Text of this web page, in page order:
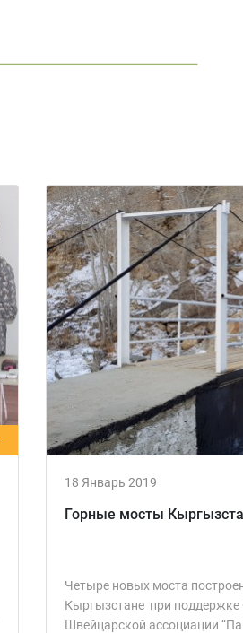
18 Январь 2019
Горные мосты
Четыре новых моста
Кыргызстане при поддержке
Швейцарской ассоциации